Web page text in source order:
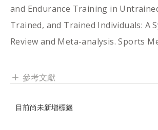
and Endurance Training in
Trained, and Trained Individuals: A
Review and Meta-analysis. Sports
add 參考文獻
目前尚未新增標籤